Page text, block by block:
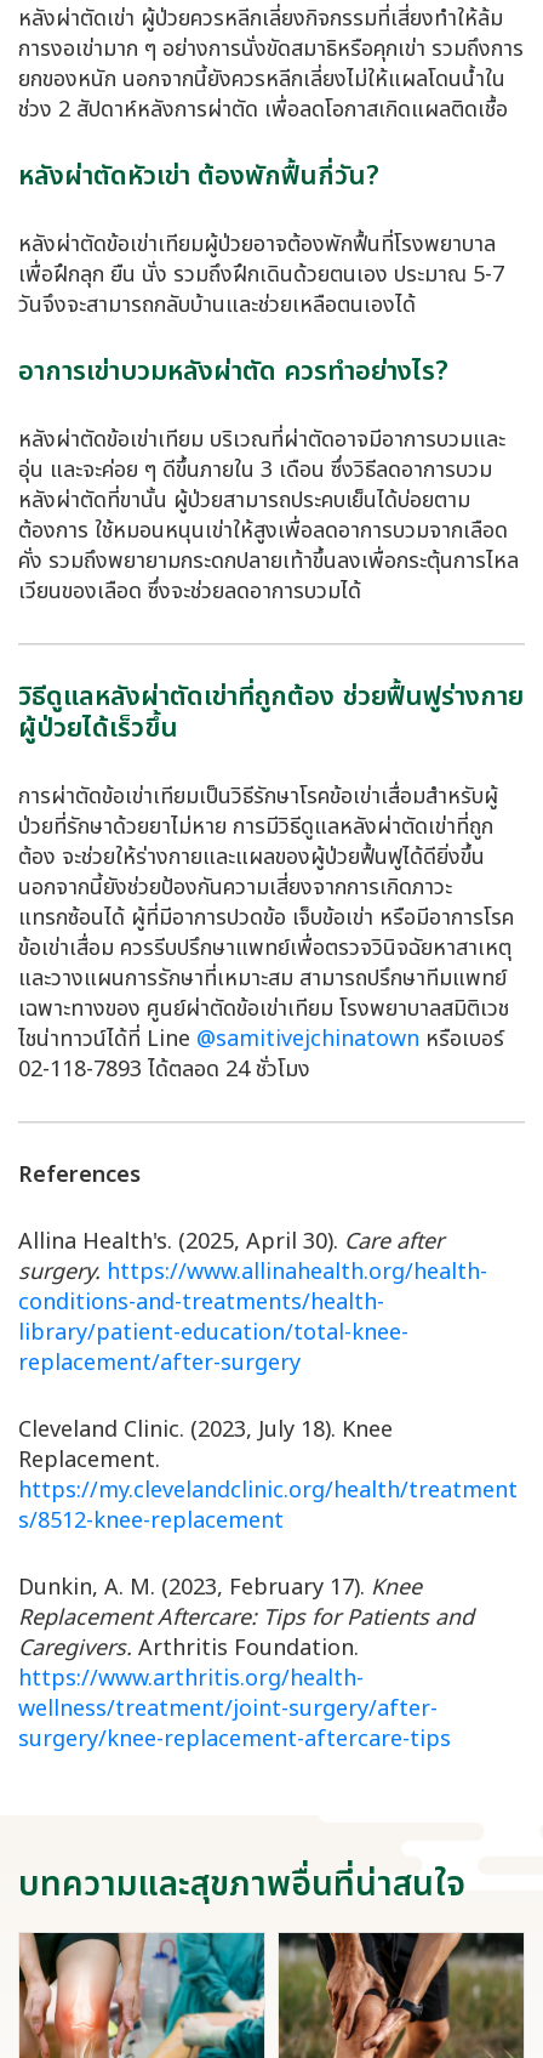
หลังผ่าตัดเข่า ผู้ป่วยควรหลีกเลี่ยงกิจกรรมที่เสี่ยงทำให้ล้ม
การงอเข่ามาก ๆ อย่างการนั่งขัดสมาธิหรือคุกเข่า รวมถึงการ
ยกของหนัก นอกจากนี้ยังควรหลีกเลี่ยงไม่ให้แผลโดนน้ำใน
ช่วง 2 สัปดาห์หลังการผ่าตัด เพื่อลดโอกาสเกิดแผลติดเชื้อ
หลังผ่าตัดหัวเข่า ต้องพักฟื้นกี่วัน?
หลังผ่าตัดข้อเข่าเทียมผู้ป่วยอาจต้องพักฟื้นที่โรงพยาบาล
เพื่อฝึกลุก ยืน นั่ง รวมถึงฝึกเดินด้วยตนเอง ประมาณ 5-7
วันจึงจะสามารถกลับบ้านและช่วยเหลือตนเองได้
อาการเข่าบวมหลังผ่าตัด ควรทําอย่างไร?
หลังผ่าตัดข้อเข่าเทียม บริเวณที่ผ่าตัดอาจมีอาการบวมและ
อุ่น และจะค่อย ๆ ดีขึ้นภายใน 3 เดือน ซึ่งวิธีลดอาการบวม
หลังผ่าตัดที่ขานั้น ผู้ป่วยสามารถประคบเย็นได้บ่อยตาม
ต้องการ ใช้หมอนหนุนเข่าให้สูงเพื่อลดอาการบวมจากเลือด
คั่ง รวมถึงพยายามกระดกปลายเท้าขึ้นลงเพื่อกระตุ้นการไหล
เวียนของเลือด ซึ่งจะช่วยลดอาการบวมได้
วิธีดูแลหลังผ่าตัดเข่าที่ถูกต้อง ช่วยฟื้นฟูร่างกาย
ผู้ป่วยได้เร็วขึ้น
การผ่าตัดข้อเข่าเทียมเป็นวิธีรักษาโรคข้อเข่าเสื่อมสำหรับผู้
ป่วยที่รักษาด้วยยาไม่หาย การมีวิธีดูแลหลังผ่าตัดเข่าที่ถูก
ต้อง จะช่วยให้ร่างกายและแผลของผู้ป่วยฟื้นฟูได้ดียิ่งขึ้น
นอกจากนี้ยังช่วยป้องกันความเสี่ยงจากการเกิดภาวะ
แทรกซ้อนได้ ผู้ที่มีอาการปวดข้อ เจ็บข้อเข่า หรือมีอาการโรค
ข้อเข่าเสื่อม ควรรีบปรึกษาแพทย์เพื่อตรวจวินิจฉัยหาสาเหตุ
และวางแผนการรักษาที่เหมาะสม สามารถปรึกษาทีมแพทย์
เฉพาะทางของ ศูนย์ผ่าตัดข้อเข่าเทียม โรงพยาบาลสมิติเวช
ไชน่าทาวน์ได้ที่ Line @samitivejchinatown หรือเบอร์
02-118-7893 ได้ตลอด 24 ชั่วโมง
References
Allina Health's. (2025, April 30). Care after
surgery. https://www.allinahealth.org/health-
conditions-and-treatments/health-
library/patient-education/total-knee-
replacement/after-surgery
Cleveland Clinic. (2023, July 18). Knee
Replacement.
https://my.clevelandclinic.org/health/treatment
s/8512-knee-replacement
Dunkin, A. M. (2023, February 17). Knee
Replacement Aftercare: Tips for Patients and
Caregivers. Arthritis Foundation.
https://www.arthritis.org/health-
wellness/treatment/joint-surgery/after-
surgery/knee-replacement-aftercare-tips
บทความและสุขภาพอื่นที่น่าสนใจ